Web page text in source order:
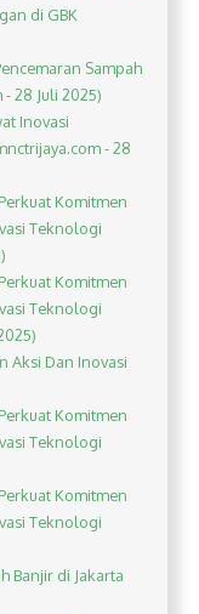
di GBK
Sampah
28 Juli 2025)
Inovasi
- 28
Komitmen
Teknologi
Komitmen
Teknologi
Aksi Dan Inovasi
Komitmen
Teknologi
Komitmen
Teknologi
Banjir di Jakarta